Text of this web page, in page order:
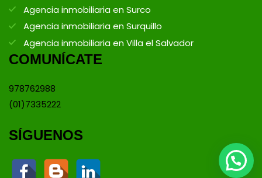
Agencia inmobiliaria en Surco
Agencia inmobiliaria en Surquillo
Agencia inmobiliaria en Villa el Salvador
COMUNÍCATE
978762988
(01)7335222
SÍGUENOS